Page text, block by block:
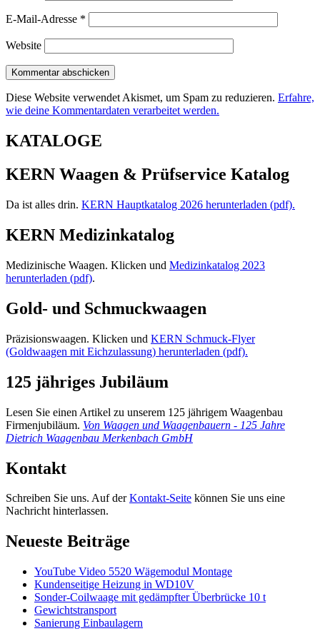
E-Mail-Adresse *
Website
Diese Website verwendet Akismet, um Spam zu reduzieren. Erfahre,
wie deine Kommentardaten verarbeitet werden.
KATALOGE
KERN Waagen & Prüfservice Katalog
Da ist alles drin. KERN Hauptkatalog 2026 herunterladen (pdf).
KERN Medizinkatalog
Medizinische Waagen. Klicken und Medizinkatalog 2023
herunterladen (pdf).
Gold- und Schmuckwaagen
Präzisionswaagen. Klicken und KERN Schmuck-Flyer
(Goldwaagen mit Eichzulassung) herunterladen (pdf).
125 jähriges Jubiläum
Lesen Sie einen Artikel zu unserem 125 jährigem Waagenbau
Firmenjubiläum. Von Waagen und Waagenbauern - 125 Jahre
Dietrich Waagenbau Merkenbach GmbH
Kontakt
Schreiben Sie uns. Auf derKontakt-Seite können Sie uns eine
Nachricht hinterlassen.
Neueste Beiträge
YouTube Video 5520 Wägemodul Montage
Kundenseitige Heizung in WD10V
Sonder-Coilwaage mit gedämpfter Überbrücke 10 t
Gewichtstransport
Sanierung Einbaulagern